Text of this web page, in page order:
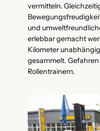
vermitteln.
und
erlebbar gemacht
Kilometer
gesammelt.
Rollentrainern.